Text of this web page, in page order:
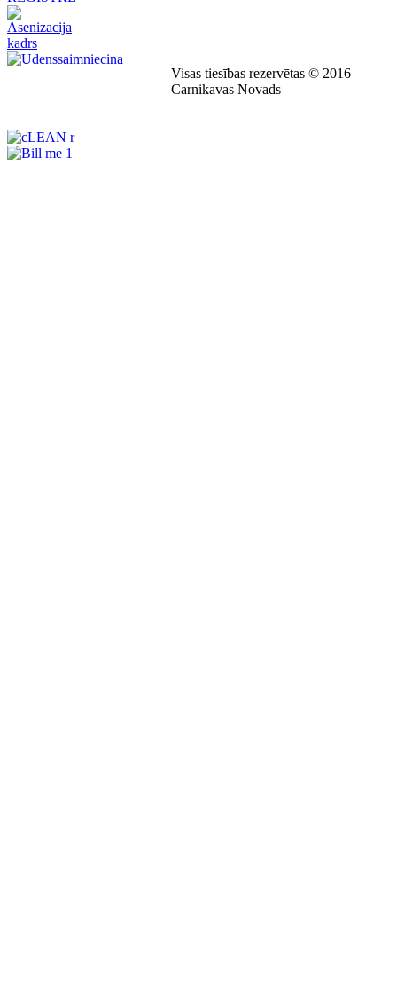
Visas tiesības rezervētas © 2016
Carnikavas Novads